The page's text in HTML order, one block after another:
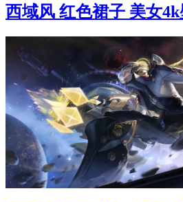
西域风 红色裙子 美女